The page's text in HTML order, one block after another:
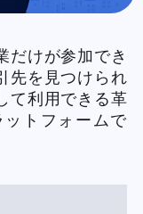
だけが参加でき
先を見つけられ
て利用できる革
トフォームで